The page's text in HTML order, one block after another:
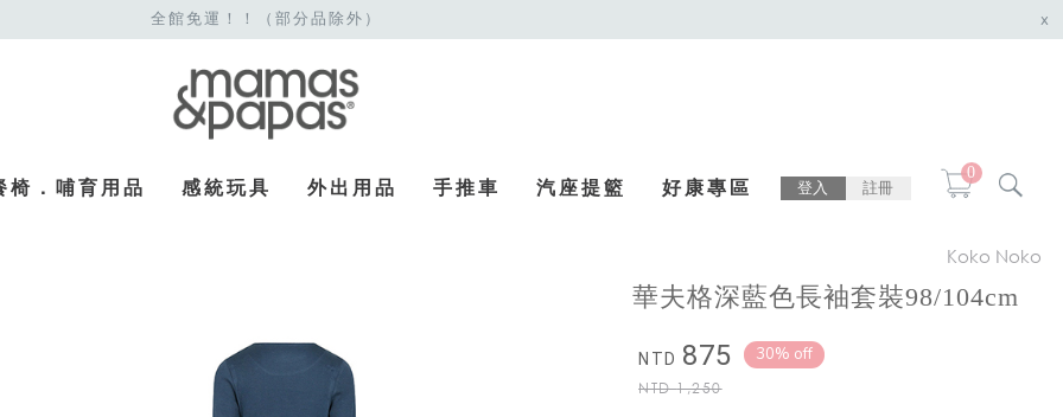
全館免運！！（部分品除外） x
椅．哺育用品 感統玩具 外出用品 手推車 汽座提籃 好康專區 登入 註冊
0
Koko Noko
華夫格深藍色長袖套裝98/104cm
NTD 875
NTD1,250
30% off